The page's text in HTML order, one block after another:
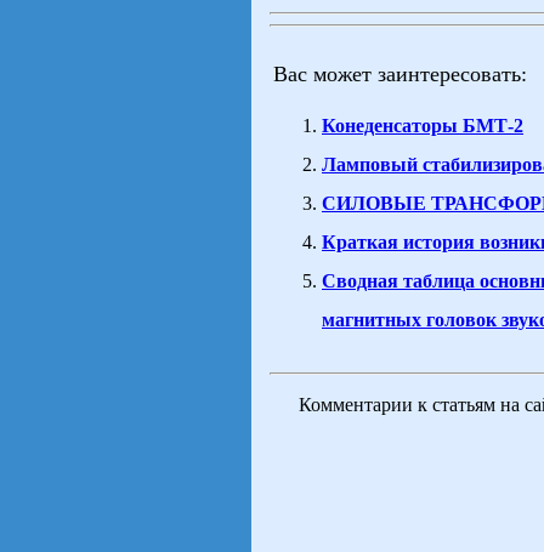
Вас может заинтересовать:
Конеденсаторы БМТ-2
Ламповый
СИЛОВЫЕ
Краткая история
Сводная таблица
магнитных головок
Комментарии к статьям на